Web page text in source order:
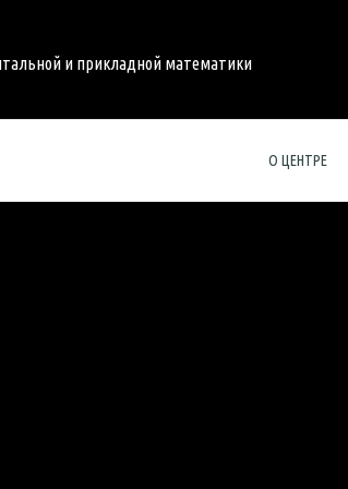
и прикладной математики
О ЦЕНТРЕ